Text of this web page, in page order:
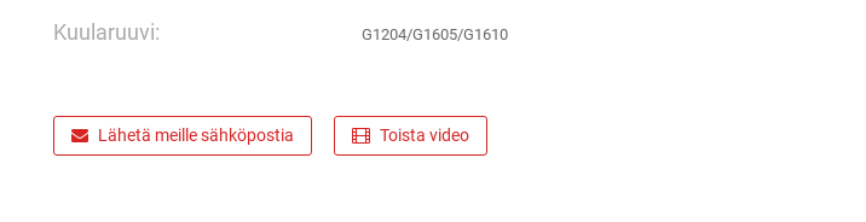
Kuularuuvi: G1204/G1605/G1610
Lähetä meille sähköpostia Toista video